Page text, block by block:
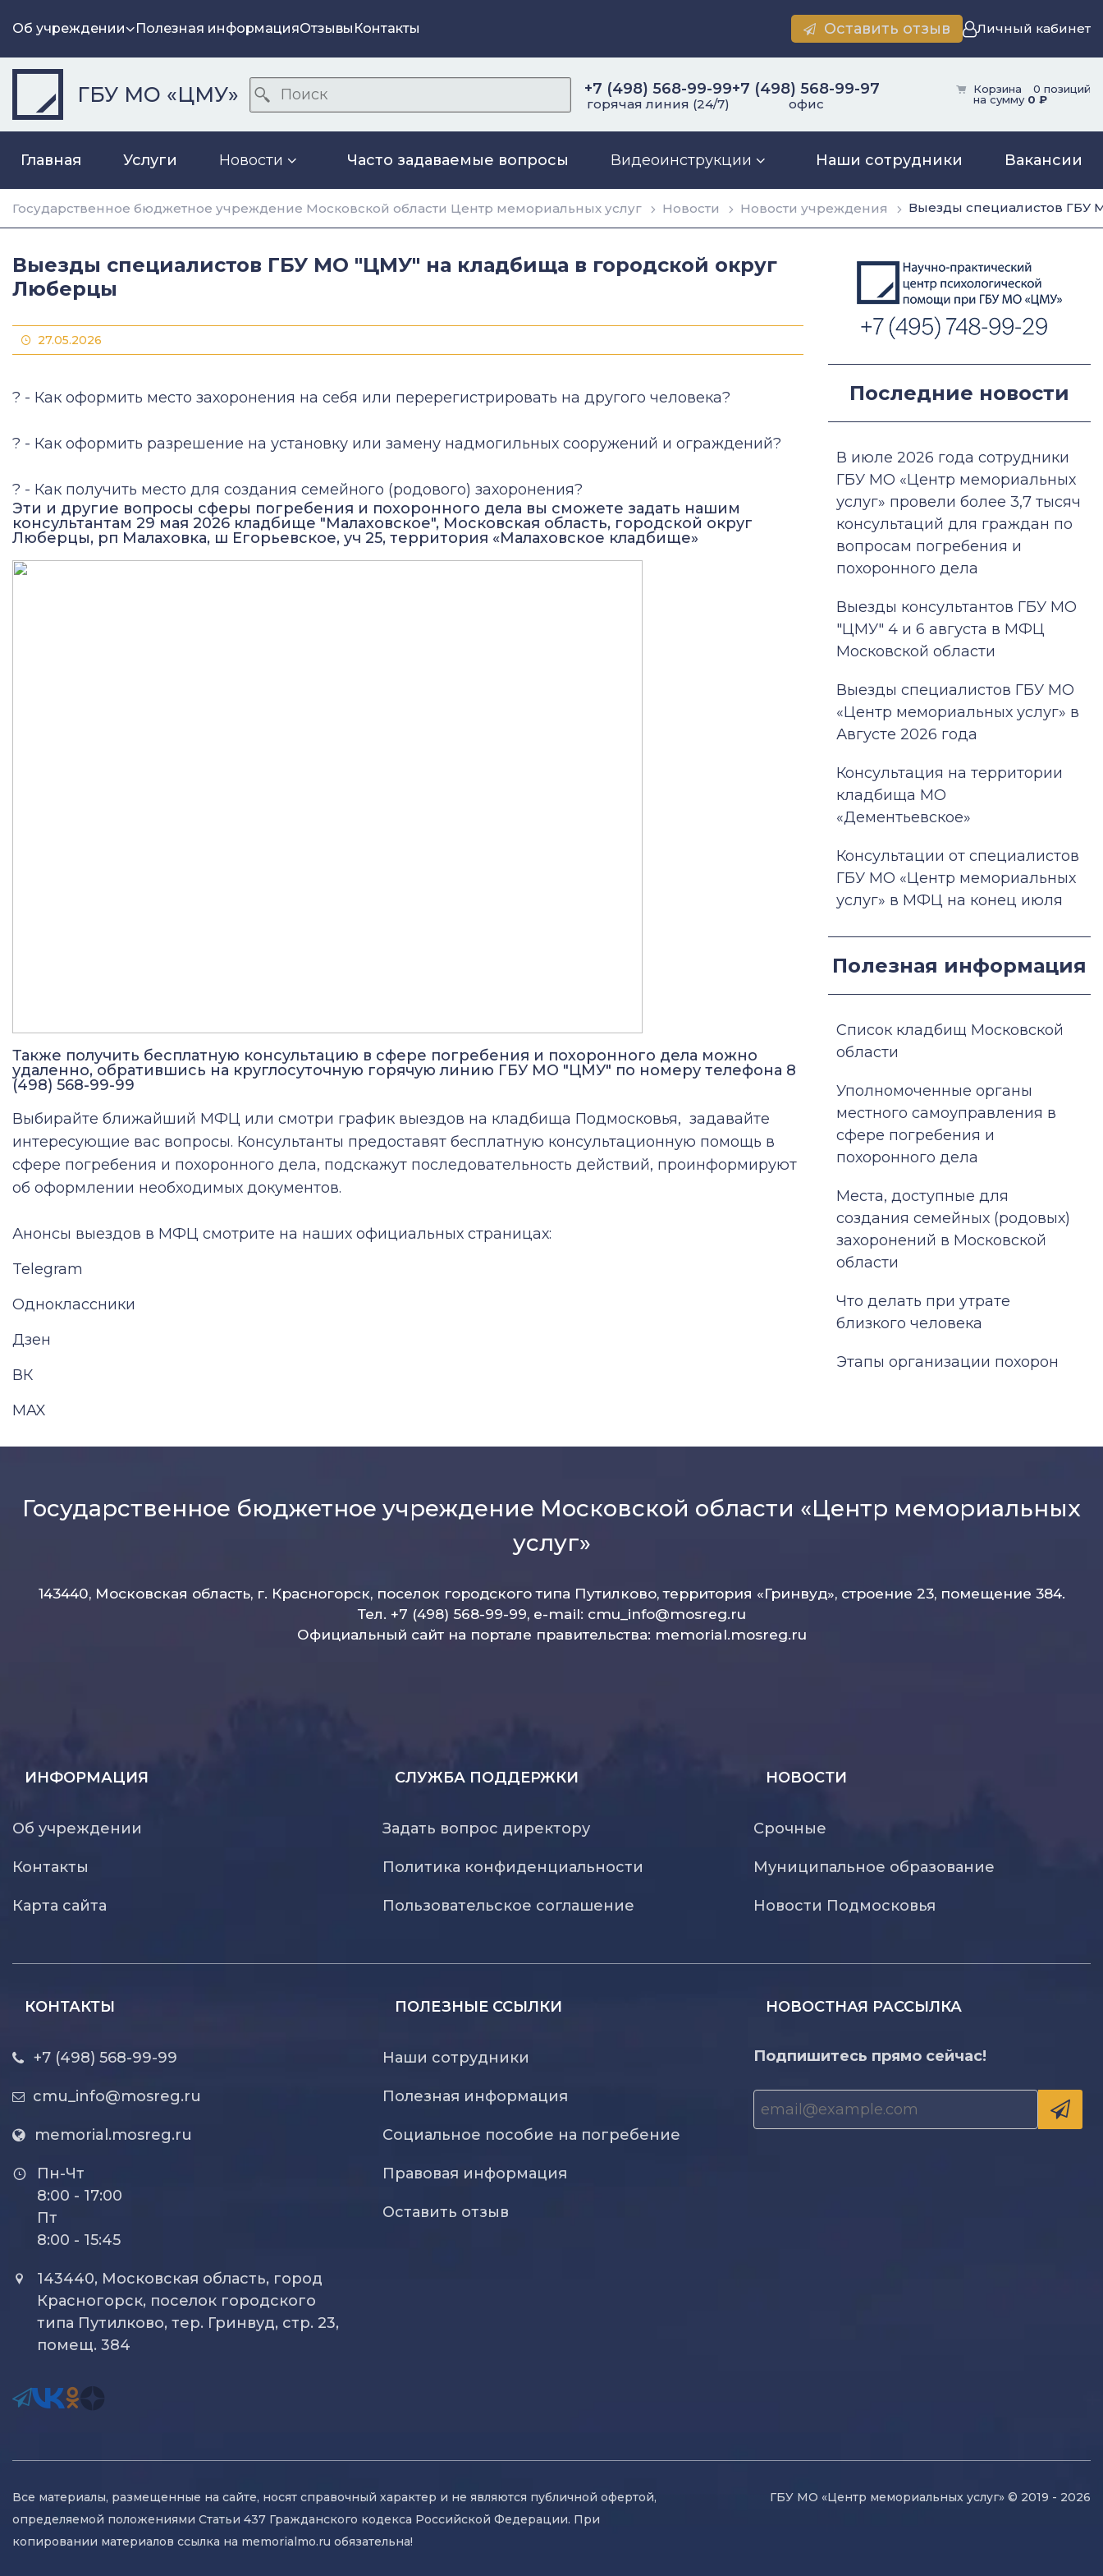
Об учреждении Полезная информацияОтзывы Контакты Оставить отзыв Личный кабинет
ГБУ МО «ЦМУ» +7 (498) 568-99-99
горячая линия (24/7)
+7 (498) 568-99-97
офис
Корзина
0 позиций
на сумму 0 ₽
Главная Услуги Новости Часто задаваемые вопросы Видеоинструкции Наши сотрудники Вакансии
Государственное бюджетное учреждение Московской области Центр мемориальных услуг Новости Новости учреждения Выезды специалистов ГБУ
Выезды специалистов ГБУ МО "ЦМУ" на кладбища в городской округ
Люберцы
27.05.2026
? - Как оформить место захоронения на себя или перерегистрировать на другого человека?
? - Как оформить разрешение на установку или замену надмогильных сооружений и ограждений?
? - Как получить место для создания семейного (родового) захоронения?
Эти и другие вопросы сферы погребения и похоронного дела вы сможете задать нашим
консультантам 29 мая 2026 кладбище "Малаховское", Московская область, городской округ
Люберцы, рп Малаховка, ш Егорьевское, уч 25, территория «Малаховское кладбище»
Также получить бесплатную консультацию в сфере погребения и похоронного дела можно
удаленно, обратившись на круглосуточную горячую линию ГБУ МО "ЦМУ" по номеру телефона 8
(498) 568-99-99
Выбирайте ближайший МФЦ или смотри график выездов на кладбища Подмосковья, задавайте
интересующие вас вопросы. Консультанты предоставят бесплатную консультационную помощь в
сфере погребения и похоронного дела, подскажут последовательность действий, проинформируют
об оформлении необходимых документов.
Анонсы выездов в МФЦ смотрите на наших официальных страницах:
Telegram
Одноклассники
Дзен
ВК
MAX
Последние новости
В июле 2026 года сотрудники
ГБУ МО «Центр мемориальных
услуг» провели более 3,7 тысяч
консультаций для граждан по
вопросам погребения и
похоронного дела
Выезды консультантов ГБУ МО
"ЦМУ" 4 и 6 августа в МФЦ
Московской области
Выезды специалистов ГБУ МО
«Центр мемориальных услуг» в
Августе 2026 года
Консультация на территории
кладбища МО
«Дементьевское»
Консультации от специалистов
ГБУ МО «Центр мемориальных
услуг» в МФЦ на конец июля
Полезная информация
Список кладбищ Московской
области
Уполномоченные органы
местного самоуправления в
сфере погребения и
похоронного дела
Места, доступные для
создания семейных (родовых)
захоронений в Московской
области
Что делать при утрате
близкого человека
Этапы организации похорон
Государственное бюджетное учреждение Московской области «Центр мемориальных
услуг»
143440, Московская область, г. Красногорск, поселок городского типа Путилково, территория «Гринвуд», строение 23, помещение 384.
Тел. +7 (498) 568-99-99, e-mail: cmu_info@mosreg.ru
Официальный сайт на портале правительства: memorial.mosreg.ru
ИНФОРМАЦИЯ
Об учреждении
Контакты
Карта сайта
СЛУЖБА ПОДДЕРЖКИ
Задать вопрос директору
Политика конфиденциальности
Пользовательское соглашение
НОВОСТИ
Срочные
Муниципальное образование
Новости Подмосковья
КОНТАКТЫ
+7 (498) 568-99-99
cmu_info@mosreg.ru
memorial.mosreg.ru
Пн-Чт
8:00 - 17:00
Пт
8:00 - 15:45
143440, Московская область, город
Красногорск, поселок городского
типа Путилково, тер. Гринвуд, стр. 23,
помещ. 384
ПОЛЕЗНЫЕ ССЫЛКИ
Наши сотрудники
Полезная информация
Социальное пособие на погребение
Правовая информация
Оставить отзыв
НОВОСТНАЯ РАССЫЛКА
Подпишитесь прямо сейчас!
Все материалы, размещенные на сайте, носят справочный характер и не являются публичной офертой,
определяемой положениями Статьи 437 Гражданского кодекса Российской Федерации. При
копировании материалов ссылка на memorialmo.ru обязательна!
ГБУ МО «Центр мемориальных услуг» © 2019 - 2026